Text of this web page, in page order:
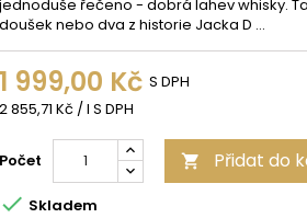
jednoduše řečeno - dobrá lahev whisky.
doušek nebo dva z historie Jacka D ...
1 999,00 Kč S DPH
2 855,71 Kč / l S DPH
Počet  Přidat do
 Skladem